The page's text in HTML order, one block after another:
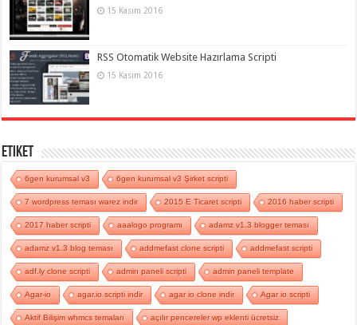
15 Kasım 2016
RSS Otomatik Website Hazırlama Scripti
15 Kasım 2016
Etiket
6gen kurumsal v3 6gen kurumsal v3 Şirket scripti
7 wordpress teması warez indir 2015 E Ticaret scripti 2016 haber scripti
2017 haber scripti aaalogo programı adamz v1.3 blogger teması
adamz v1.3 blog teması addmefast clone scripti addmefast scripti
adf.ly clone scripti admin paneli scripti admin paneli template
Agar-io agar.io scripti indir agar io clone indir Agar io scripti
Aktif Bilişim whmcs temaları açılır pencereler wp eklenti ücretsiz